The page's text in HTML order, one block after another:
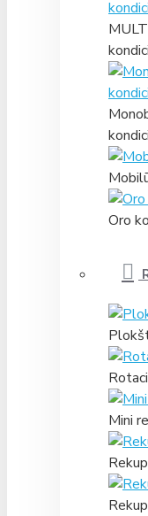
Oro
Mini